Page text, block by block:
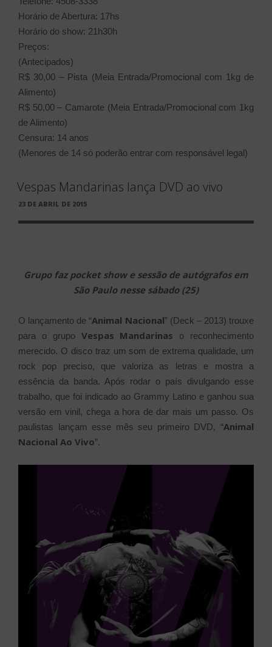
Horário de Abertura: 17hs
Horário do show: 21h30h
Preços:
(Antecipados)
R$ 30,00 – Pista (Meia Entrada/Promocional com 1kg de
Alimento)
R$ 50,00 – Camarote (Meia Entrada/Promocional com 1kg
de Alimento)
Censura: 14 anos
(Menores de 14 só poderão entrar com responsável legal)
Vespas Mandarinas lança DVD ao vivo
PUBLICADO
23 DE ABRIL DE 2015
Grupo faz pocket show e sessão de autógrafos em
São Paulo nesse sábado (25)
O lançamento de “Animal Nacional” (Deck – 2013) trouxe
para o grupo Vespas Mandarinas
o reconhecimento
merecido. O disco traz um som de extrema qualidade, um
rock pop preciso, que valoriza as letras e mostra a
essência da banda. Após rodar o país divulgando esse
trabalho, que foi indicado ao Grammy Latino e ganhou sua
versão em vinil, chega a hora de dar mais um passo. Os
paulistas lançam esse mês seu primeiro DVD, “Animal
Nacional Ao Vivo”.